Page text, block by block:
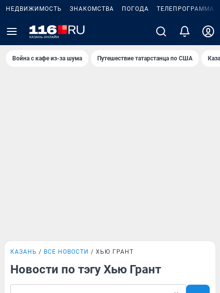
НЕДВИЖИМОСТЬ ЗНАКОМСТВА ПОГОДА ТЕЛЕПРОГРАММА
Война с кафе из-за шума Путешествие татарстанца по США
КАЗАНЬ ВСЕ НОВОСТИ ХЬЮ ГРАНТ
Новости по тэгу Хью Грант